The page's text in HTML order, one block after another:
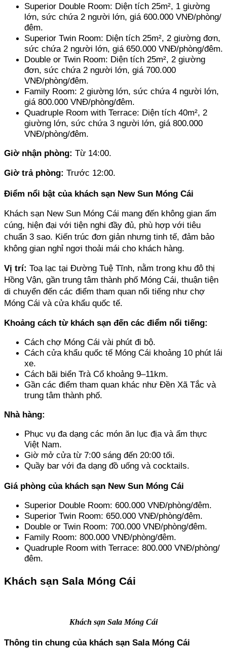
Superior Double Room: Diện tích 25m², 1 giường
lớn, sức chứa 2 người lớn, giá 600.000 VNĐ/phòng/
đêm.
Superior Twin Room: Diện tích 25m², 2 giường đơn,
sức chứa 2 người lớn, giá 650.000 VNĐ/phòng/đêm.
Double or Twin Room: Diện tích 25m², 2 giường
đơn, sức chứa 2 người lớn, giá 700.000
VNĐ/phòng/đêm.
Family Room: 2 giường lớn, sức chứa 4 người lớn,
giá 800.000 VNĐ/phòng/đêm.
Quadruple Room with Terrace: Diện tích 40m², 2
giường lớn, sức chứa 3 người lớn, giá 800.000
VNĐ/phòng/đêm.
Giờ nhận phòng: Từ 14:00.
Giờ trả phòng: Trước 12:00.
Điểm nổi bật của khách sạn New Sun Móng Cái
Khách sạn New Sun Móng Cái mang đến không gian ấm
cúng, hiện đại với tiện nghi đầy đủ, phù hợp với tiêu
chuẩn 3 sao. Kiến trúc đơn giản nhưng tinh tế, đảm bảo
không gian nghỉ ngơi thoải mái cho khách hàng.
Vị trí: Toạ lạc tại Đường Tuệ Tĩnh, nằm trong khu đô thị
Hồng Vận, gần trung tâm thành phố Móng Cái, thuận tiện
di chuyển đến các điểm tham quan nổi tiếng như chợ
Móng Cái và cửa khẩu quốc tế.
Khoảng cách từ khách sạn đến các điểm nổi tiếng:
Cách chợ Móng Cái vài phút đi bộ.
Cách cửa khẩu quốc tế Móng Cái khoảng 10 phút lái
xe.
Cách bãi biển Trà Cổ khoảng 9–11km.
Gần các điểm tham quan khác như Đền Xã Tắc và
trung tâm thành phố.
Nhà hàng:
Phục vụ đa dạng các món ăn lục địa và ẩm thực
Việt Nam.
Giờ mở cửa từ 7:00 sáng đến 20:00 tối.
Quầy bar với đa dạng đồ uống và cocktails.
Giá phòng của khách sạn New Sun Móng Cái
Superior Double Room: 600.000 VNĐ/phòng/đêm.
Superior Twin Room: 650.000 VNĐ/phòng/đêm.
Double or Twin Room: 700.000 VNĐ/phòng/đêm.
Family Room: 800.000 VNĐ/phòng/đêm.
Quadruple Room with Terrace: 800.000 VNĐ/phòng/
đêm.
Khách sạn Sala Móng Cái
Khách sạn Sala Móng Cái
Thông tin chung của khách sạn Sala Móng Cái